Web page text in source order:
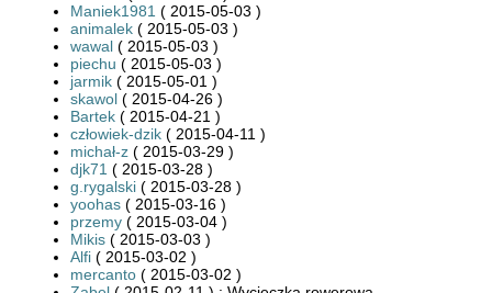
Maniek1981 ( 2015-05-03 )
animalek ( 2015-05-03 )
wawal ( 2015-05-03 )
piechu ( 2015-05-03 )
jarmik ( 2015-05-01 )
skawol ( 2015-04-26 )
Bartek ( 2015-04-21 )
człowiek-dzik ( 2015-04-11 )
michał-z ( 2015-03-29 )
djk71 ( 2015-03-28 )
g.rygalski ( 2015-03-28 )
yoohas ( 2015-03-16 )
przemy ( 2015-03-04 )
Mikis ( 2015-03-03 )
Alfi ( 2015-03-02 )
mercanto ( 2015-03-02 )